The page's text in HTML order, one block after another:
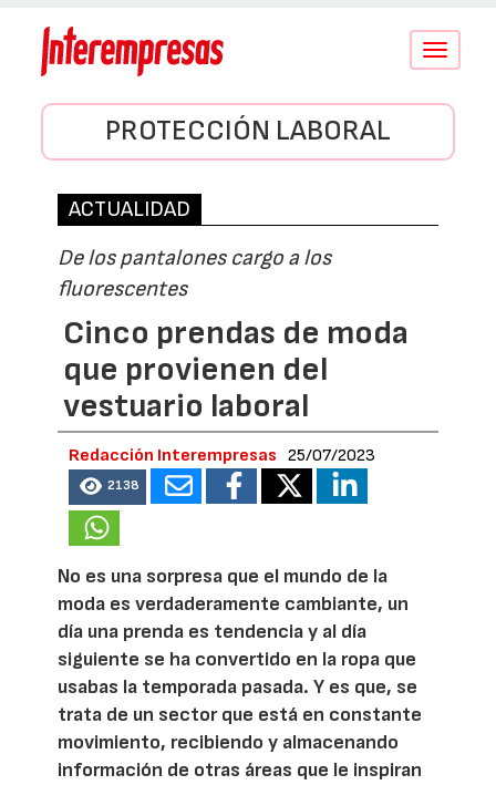
Conmutar
PROTECCIÓN LABORAL
ACTUALIDAD
De los pantalones cargo a los
fluorescentes
Cinco prendas de moda
que provienen del
vestuario laboral
Redacción Interempresas 25/07/2023
2138
No es una sorpresa que el mundo de la
moda es verdaderamente cambiante, un
día una prenda es tendencia y al día
siguiente se ha convertido en la ropa que
usabas la temporada pasada. Y es que, se
trata de un sector que está en constante
movimiento, recibiendo y almacenando
información de otras áreas que le inspiran